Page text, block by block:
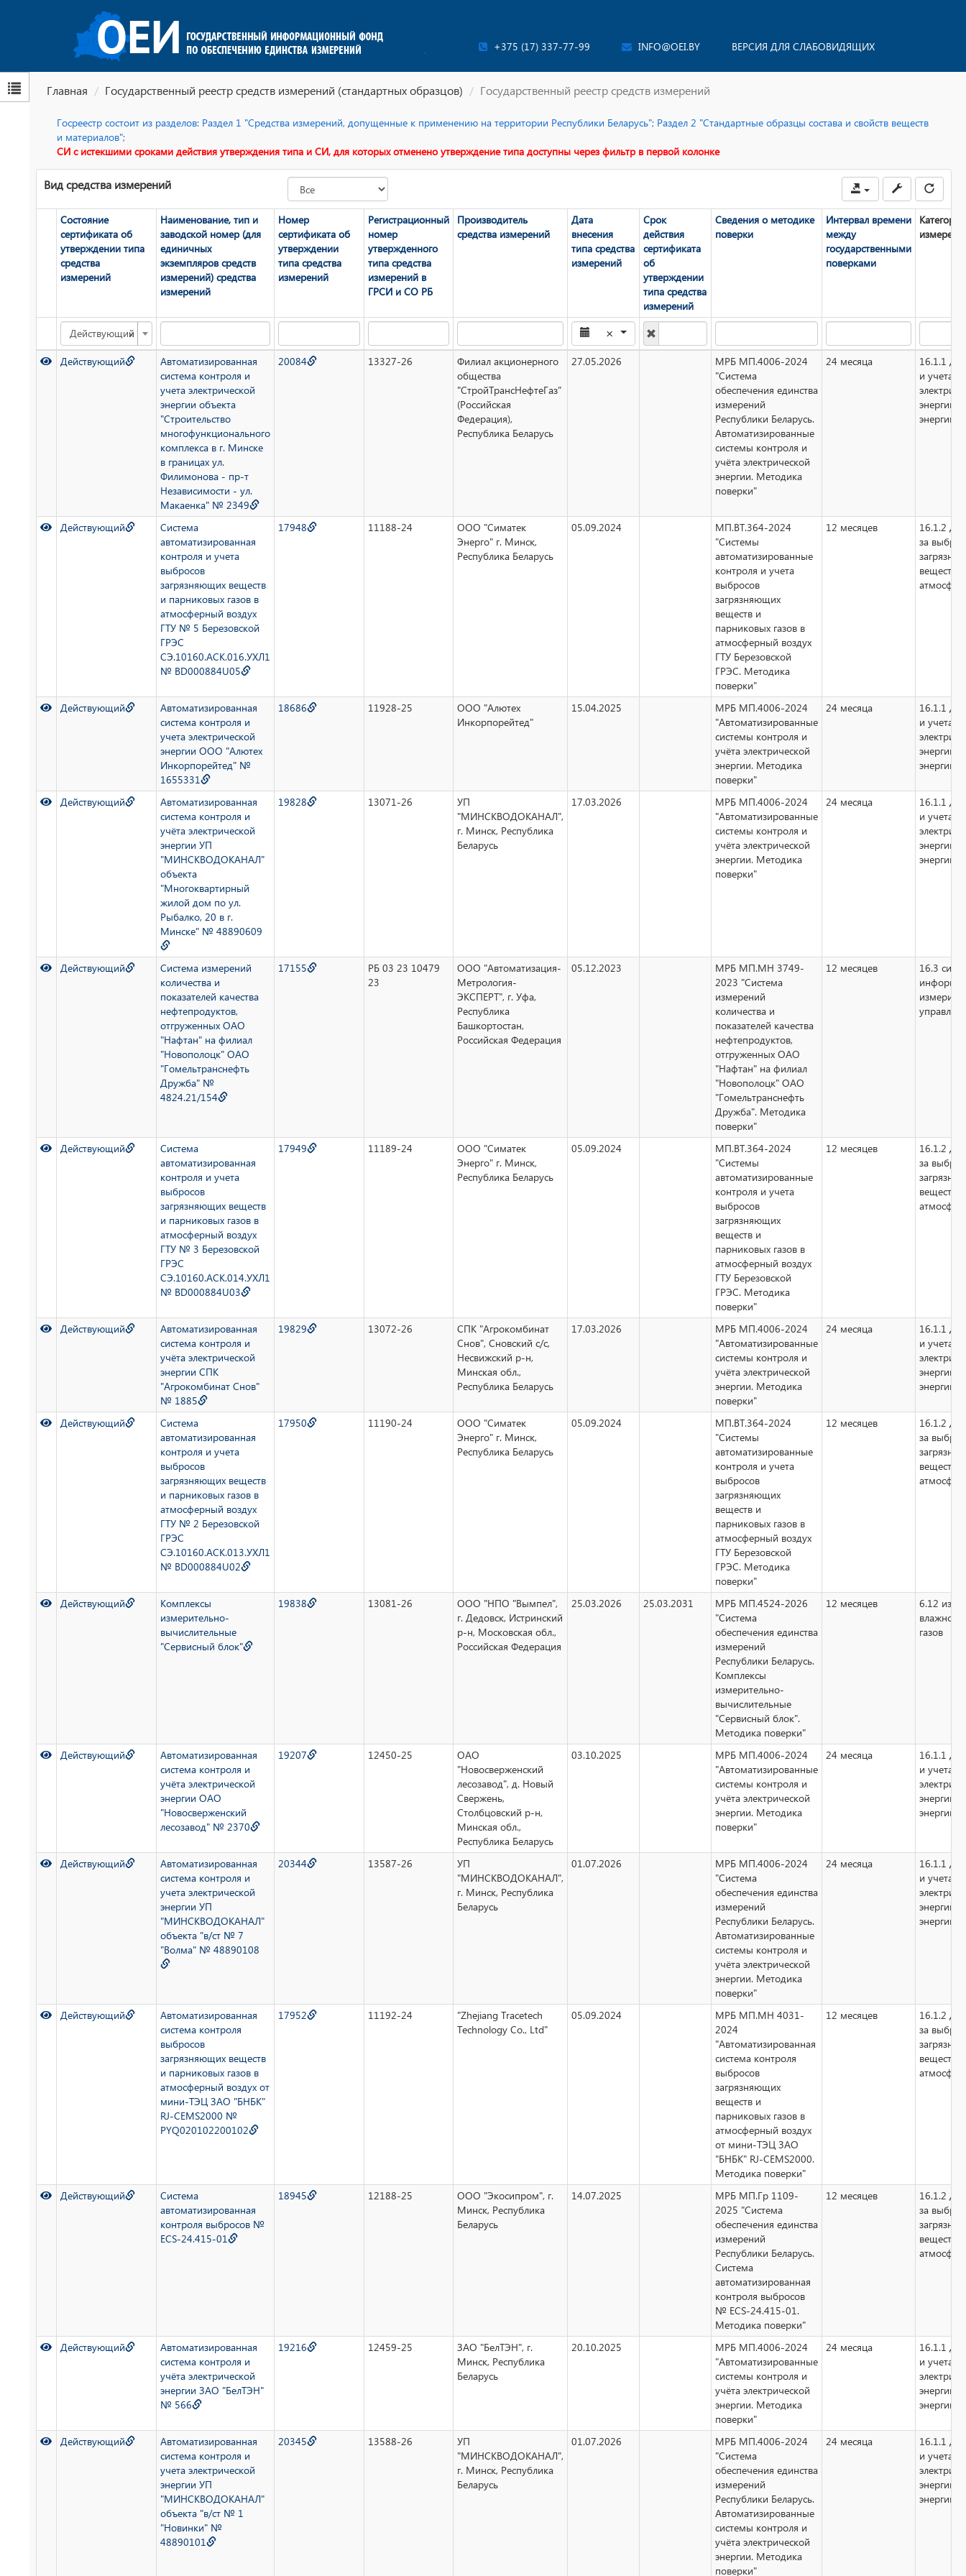
+375 (17) 337-77-99 INFO@OEI.BY ВЕРСИЯ ДЛЯ СЛАБОВИДЯЩИХ
Главная Государственный реестр средств измерений (стандартных образцов) Государственный реестр средств измерений
Госреестр состоит из разделов: Раздел 1 "Средства измерений, допущенные к применению на территории Республики Беларусь"; Раздел 2 "Стандартные образцы состава и свойств веществ
и материалов";
СИ с истекшими сроками действия утверждения типа и СИ, для которых отменено утверждение типа доступны через фильтр в первой колонке
Вид средства измерений
Состояние
сертификата об
утверждении типа
средства
измерений
Наименование, тип и
заводской номер (для
единичных
экземпляров средств
измерений) средства
измерений
Номер
сертификата об
утверждении
типа средства
измерений
Регистрационный
номер
утвержденного
типа средства
измерений в
ГРСИ и СО РБ
Производитель
средства измерений
Дата
внесения
типа средства
измерений
Срок
действия
сертификата
об
утверждении
типа средства
измерений
Сведения о методике
поверки
Интервал времени
между
государственными
поверками
×
Действующий ×
Действующий
Автоматизированная
система контроля и
учета электрической
энергии объекта
"Строительство
многофункционального
комплекса в г. Минске
в границах ул.
Филимонова - пр-т
Независимости - ул.
Макаенка" № 2349
20084 13327-26
Филиал акционерного
общества
"СтройТрансНефтеГаз"
(Российская
Федерация),
Республика Беларусь
27.05.2026
МРБ МП.4006-2024
"Система
обеспечения единства
измерений
Республики Беларусь.
Автоматизированные
системы контроля и
учёта электрической
энергии. Методика
поверки"
24 месяца
16.1.1
и учета
энергии,
энергии,
Действующий
Система
автоматизированная
контроля и учета
выбросов
загрязняющих веществ
и парниковых газов в
атмосферный воздух
ГТУ № 5 Березовской
ГРЭС
СЭ.10160.АСК.016.УХЛ1
№ BD000884U05
17948 11188-24
ООО "Симатек
Энерго" г. Минск,
Республика Беларусь
05.09.2024
МП.ВТ.364-2024
"Системы
автоматизированные
контроля и учета
выбросов
загрязняющих
веществ и
парниковых газов в
атмосферный воздух
ГТУ Березовской
ГРЭС. Методика
поверки"
12 месяцев
16.1.2
за
веществ в
Действующий
Автоматизированная
система контроля и
учета электрической
энергии ООО "Алютех
Инкорпорейтед" №
1655331
18686 11928-25
ООО "Алютех
Инкорпорейтед"
15.04.2025
МРБ МП.4006-2024
"Автоматизированные
системы контроля и
учёта электрической
энергии. Методика
поверки"
24 месяца
16.1.1
и учета
энергии,
энергии,
Действующий
Автоматизированная
система контроля и
учёта электрической
энергии УП
"МИНСКВОДОКАНАЛ"
объекта
"Многоквартирный
жилой дом по ул.
Рыбалко, 20 в г.
Минске" № 48890609
19828 13071-26
УП
"МИНСКВОДОКАНАЛ",
г. Минск, Республика
Беларусь
17.03.2026
МРБ МП.4006-2024
"Автоматизированные
системы контроля и
учёта электрической
энергии. Методика
поверки"
24 месяца
16.1.1
и учета
энергии,
энергии,
Действующий
Система измерений
количества и
показателей качества
нефтепродуктов,
отгруженных ОАО
"Нафтан" на филиал
"Новополоцк" ОАО
"Гомельтранснефть
Дружба" №
4824.21/154
17155
РБ 03 23 10479
23
ООО "Автоматизация-
Метрология-
ЭКСПЕРТ", г. Уфа,
Республика
Башкортостан,
Российская Федерация
05.12.2023
МРБ МП.МН 3749-
2023 "Система
измерений
количества и
показателей качества
нефтепродуктов,
отгруженных ОАО
"Нафтан" на филиал
"Новополоцк" ОАО
"Гомельтранснефть
Дружба". Методика
поверки"
12 месяцев
16.3
Действующий
Система
автоматизированная
контроля и учета
выбросов
загрязняющих веществ
и парниковых газов в
атмосферный воздух
ГТУ № 3 Березовской
ГРЭС
СЭ.10160.АСК.014.УХЛ1
№ BD000884U03
17949 11189-24
ООО "Симатек
Энерго" г. Минск,
Республика Беларусь
05.09.2024
МП.ВТ.364-2024
"Системы
автоматизированные
контроля и учета
выбросов
загрязняющих
веществ и
парниковых газов в
атмосферный воздух
ГТУ Березовской
ГРЭС. Методика
поверки"
12 месяцев
16.1.2
за
веществ в
Действующий
Автоматизированная
система контроля и
учёта электрической
энергии СПК
"Агрокомбинат Снов"
№ 1885
19829 13072-26
СПК "Агрокомбинат
Снов", Сновский с/с,
Несвижский р-н,
Минская обл.,
Республика Беларусь
17.03.2026
МРБ МП.4006-2024
"Автоматизированные
системы контроля и
учёта электрической
энергии. Методика
поверки"
24 месяца
16.1.1
и учета
энергии,
энергии,
Действующий
Система
автоматизированная
контроля и учета
выбросов
загрязняющих веществ
и парниковых газов в
атмосферный воздух
ГТУ № 2 Березовской
ГРЭС
СЭ.10160.АСК.013.УХЛ1
№ BD000884U02
17950 11190-24
ООО "Симатек
Энерго" г. Минск,
Республика Беларусь
05.09.2024
МП.ВТ.364-2024
"Системы
автоматизированные
контроля и учета
выбросов
загрязняющих
веществ и
парниковых газов в
атмосферный воздух
ГТУ Березовской
ГРЭС. Методика
поверки"
12 месяцев
16.1.2
за
веществ в
Действующий
Комплексы
измерительно-
вычислительные
"Сервисный блок"
19838 13081-26
ООО "НПО "Вымпел",
г. Дедовск, Истринский
р-н, Московская обл.,
Российская Федерация
25.03.2026 25.03.2031
МРБ МП.4524-2026
"Система
обеспечения единства
измерений
Республики Беларусь.
Комплексы
измерительно-
вычислительные
"Сервисный блок".
Методика поверки"
12 месяцев
6.12
газов
Действующий
Автоматизированная
система контроля и
учёта электрической
энергии ОАО
"Новосверженский
лесозавод" № 2370
19207 12450-25
ОАО
"Новосверженский
лесозавод", д. Новый
Свержень,
Столбцовский р-н,
Минская обл.,
Республика Беларусь
03.10.2025
МРБ МП.4006-2024
"Автоматизированные
системы контроля и
учёта электрической
энергии. Методика
поверки"
24 месяца
16.1.1
и учета
энергии,
энергии,
Действующий
Автоматизированная
система контроля и
учета электрической
энергии УП
"МИНСКВОДОКАНАЛ"
объекта "в/ст № 7
"Волма" № 48890108
20344 13587-26
УП
"МИНСКВОДОКАНАЛ",
г. Минск, Республика
Беларусь
01.07.2026
МРБ МП.4006-2024
"Система
обеспечения единства
измерений
Республики Беларусь.
Автоматизированные
системы контроля и
учёта электрической
энергии. Методика
поверки"
24 месяца
16.1.1
и учета
энергии,
энергии,
Действующий
Автоматизированная
система контроля
выбросов
загрязняющих веществ
и парниковых газов в
атмосферный воздух от
мини-ТЭЦ ЗАО "БНБК"
RJ-CEMS2000 №
PYQ020102200102
17952 11192-24
"Zhejiang Tracetech
Technology Co., Ltd"
05.09.2024
МРБ МП.МН 4031-
2024
"Автоматизированная
система контроля
выбросов
загрязняющих
веществ и
парниковых газов в
атмосферный воздух
от мини-ТЭЦ ЗАО
"БНБК" RJ-CEMS2000.
Методика поверки"
12 месяцев
16.1.2
за
веществ в
Действующий
Система
автоматизированная
контроля выбросов №
ECS-24.415-01
18945 12188-25
ООО "Экосипром", г.
Минск, Республика
Беларусь
14.07.2025
МРБ МП.Гр 1109-
2025 "Система
обеспечения единства
измерений
Республики Беларусь.
Система
автоматизированная
контроля выбросов
№ ECS-24.415-01.
Методика поверки"
12 месяцев
16.1.2
за
веществ в
Действующий
Автоматизированная
система контроля и
учёта электрической
энергии ЗАО "БелТЭН"
№ 566
19216 12459-25
ЗАО "БелТЭН", г.
Минск, Республика
Беларусь
20.10.2025
МРБ МП.4006-2024
"Автоматизированные
системы контроля и
учёта электрической
энергии. Методика
поверки"
24 месяца
16.1.1
и учета
энергии,
энергии,
Действующий
Автоматизированная
система контроля и
учета электрической
энергии УП
"МИНСКВОДОКАНАЛ"
объекта "в/ст № 1
"Новинки" №
48890101
20345 13588-26
УП
"МИНСКВОДОКАНАЛ",
г. Минск, Республика
Беларусь
01.07.2026
МРБ МП.4006-2024
"Система
обеспечения единства
измерений
Республики Беларусь.
Автоматизированные
системы контроля и
учёта электрической
энергии. Методика
поверки"
24 месяца
16.1.1
и учета
энергии,
энергии,